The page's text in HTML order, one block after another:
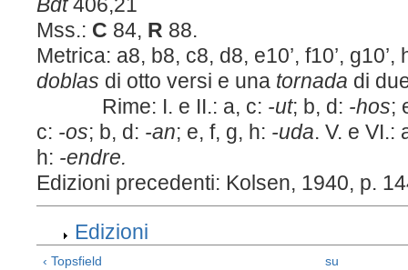
Mss.: C 84, R 88.
Metrica: a8, b8, c8, d8, e10’, f10’, g10’,
doblas di otto versi e una tornada di
Rime: I. e II.: a, c: -ut; b, d: -hos;
c: -os; b, d: -an; e, f, g, h: -uda. V. e VI.:
h: -endre.
Edizioni precedenti: Kolsen, 1940, p.
Edizioni
‹ Topsfield su